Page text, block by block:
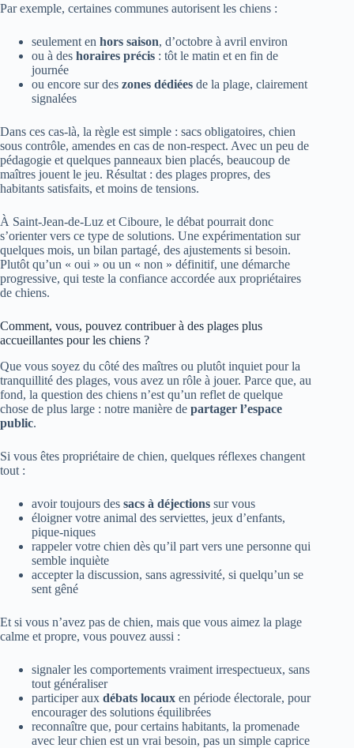
Par exemple, certaines communes autorisent les chiens :
seulement en hors saison, d’octobre à avril environ
ou à des horaires précis : tôt le matin et en fin de
journée
ou encore sur des zones dédiées de la plage, clairement
signalées
Dans ces cas-là, la règle est simple : sacs obligatoires, chien
sous contrôle, amendes en cas de non-respect. Avec un peu de
pédagogie et quelques panneaux bien placés, beaucoup de
maîtres jouent le jeu. Résultat : des plages propres, des
habitants satisfaits, et moins de tensions.
À Saint-Jean-de-Luz et Ciboure, le débat pourrait donc
s’orienter vers ce type de solutions. Une expérimentation sur
quelques mois, un bilan partagé, des ajustements si besoin.
Plutôt qu’un « oui » ou un « non » définitif, une démarche
progressive, qui teste la confiance accordée aux propriétaires
de chiens.
Comment, vous, pouvez contribuer à des plages plus
accueillantes pour les chiens ?
Que vous soyez du côté des maîtres ou plutôt inquiet pour la
tranquillité des plages, vous avez un rôle à jouer. Parce que, au
fond, la question des chiens n’est qu’un reflet de quelque
chose de plus large : notre manière de partager l’espace
public.
Si vous êtes propriétaire de chien, quelques réflexes changent
tout :
avoir toujours des sacs à déjections sur vous
éloigner votre animal des serviettes, jeux d’enfants,
pique-niques
rappeler votre chien dès qu’il part vers une personne qui
semble inquiète
accepter la discussion, sans agressivité, si quelqu’un se
sent gêné
Et si vous n’avez pas de chien, mais que vous aimez la plage
calme et propre, vous pouvez aussi :
signaler les comportements vraiment irrespectueux, sans
tout généraliser
participer aux débats locaux en période électorale, pour
encourager des solutions équilibrées
reconnaître que, pour certains habitants, la promenade
avec leur chien est un vrai besoin, pas un simple caprice